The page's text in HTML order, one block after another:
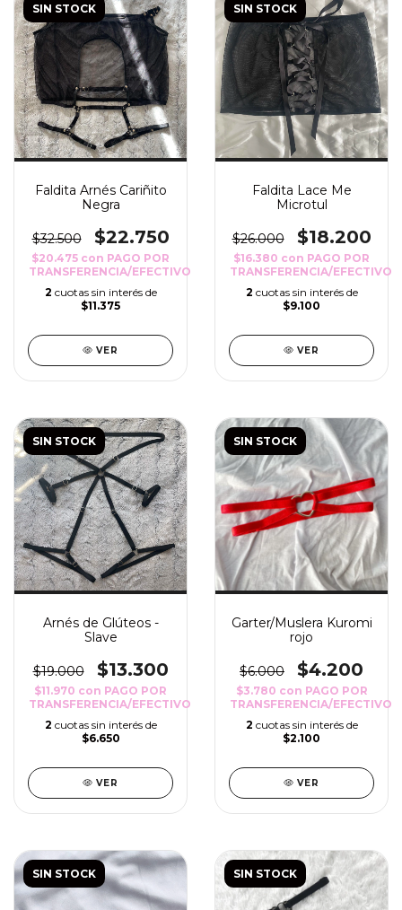
SIN STOCK
Faldita Arnés Cariñito
Negra
$32.500 $22.750
$20.475 con PAGO POR
TRANSFERENCIA/EFECTIVO
2 cuotas sin interés de
$11.375
VER
SIN STOCK
Faldita Lace Me
Microtul
$26.000 $18.200
$16.380 con PAGO POR
TRANSFERENCIA/EFECTIVO
2 cuotas sin interés de
$9.100
VER
SIN STOCK
Arnés de Glúteos -
Slave
$19.000 $13.300
$11.970 con PAGO POR
TRANSFERENCIA/EFECTIVO
2 cuotas sin interés de
$6.650
VER
SIN STOCK
Garter/Muslera Kuromi
rojo
$6.000 $4.200
$3.780 con PAGO POR
TRANSFERENCIA/EFECTIVO
2 cuotas sin interés de
$2.100
VER
SIN STOCK SIN STOCK